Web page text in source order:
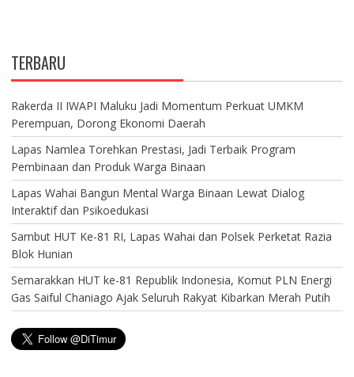
TERBARU
Rakerda II IWAPI Maluku Jadi Momentum Perkuat UMKM
Perempuan, Dorong Ekonomi Daerah
Lapas Namlea Torehkan Prestasi, Jadi Terbaik Program
Pembinaan dan Produk Warga Binaan
Lapas Wahai Bangun Mental Warga Binaan Lewat Dialog
Interaktif dan Psikoedukasi
Sambut HUT Ke-81 RI, Lapas Wahai dan Polsek Perketat Razia
Blok Hunian
Semarakkan HUT ke-81 Republik Indonesia, Komut PLN Energi
Gas Saiful Chaniago Ajak Seluruh Rakyat Kibarkan Merah Putih